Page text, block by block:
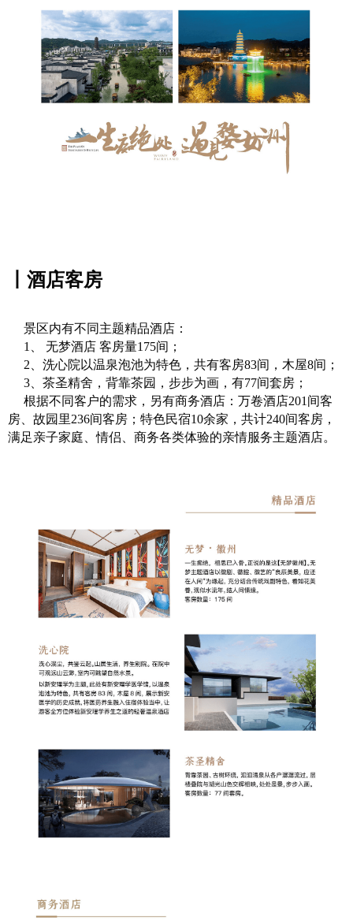
丨酒店客房
景区内有不同主题精品酒店：
1、 无梦酒店 客房量175间；
2、洗心院以温泉泡池为特色，共有客房83间，木屋8间；
3、茶圣精舍，背靠茶园，步步为画，有77间套房；
根据不同客户的需求，另有商务酒店：万卷酒店201间客
房、故园里236间客房；特色民宿10余家，共计240间客房，
满足亲子家庭、情侣、商务各类体验的亲情服务主题酒店。